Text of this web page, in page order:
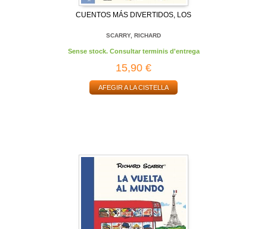
CUENTOS MÁS DIVERTIDOS, LOS
SCARRY, RICHARD
Sense stock. Consultar terminis d'entrega
15,90 €
AFEGIR A LA CISTELLA